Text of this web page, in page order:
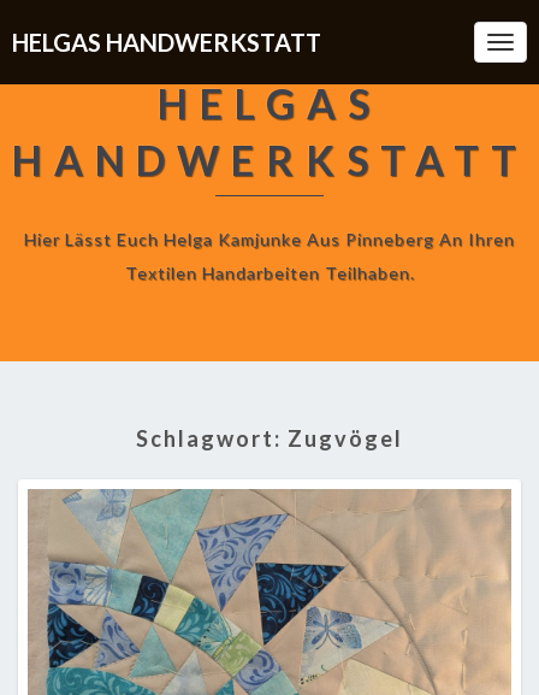
HELGAS HANDWERKSTATT
HELGAS
HANDWERKSTATT
Hier Lässt Euch Helga Kamjunke Aus Pinneberg An Ihren
Textilen Handarbeiten Teilhaben.
Schlagwort: Zugvögel